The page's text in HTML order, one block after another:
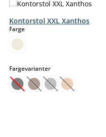
Kontorstol XXL Xanthos
Fargeselect
Fargevarianterselect
(Dette alternativet er
(Dette alternativet er
(Dette(Dette